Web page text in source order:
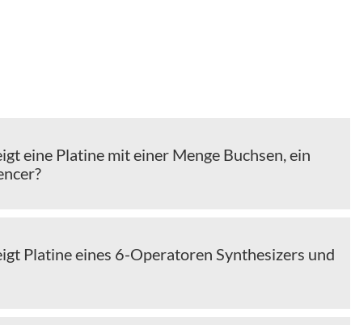
eine Platine mit einer Menge Buchsen, ein
Platine eines 6-Operatoren Synthesizers und